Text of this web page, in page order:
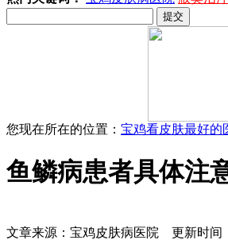
您现在所在的位置： 宝鸡看皮肤最好的
鱼鳞病患者具体注
文章来源：宝鸡皮肤病医院 更新时间